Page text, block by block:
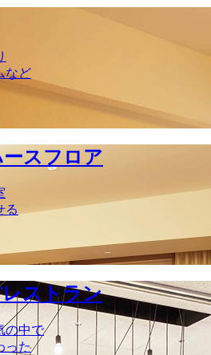
など
スフロア
る
レストラン
の中で
った